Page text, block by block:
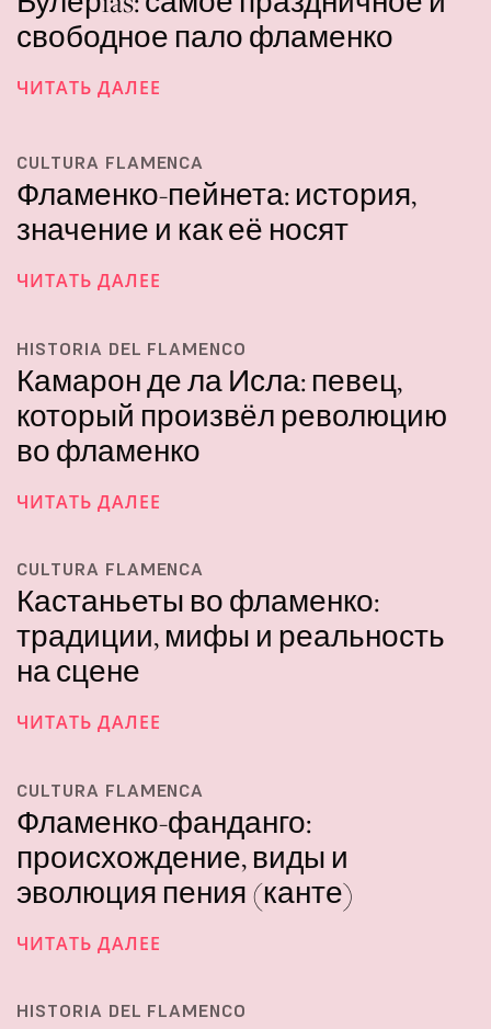
свободное пало фламенко
ЧИТАТЬ ДАЛЕЕ
CULTURA FLAMENCA
Фламенко-пейнета: история,
значение и как её носят
ЧИТАТЬ ДАЛЕЕ
HISTORIA DEL FLAMENCO
Камарон де ла Исла: певец,
который произвёл революцию
во фламенко
ЧИТАТЬ ДАЛЕЕ
CULTURA FLAMENCA
Кастаньеты во фламенко:
традиции, мифы и реальность
на сцене
ЧИТАТЬ ДАЛЕЕ
CULTURA FLAMENCA
Фламенко-фанданго:
происхождение, виды и
эволюция пения (канте)
ЧИТАТЬ ДАЛЕЕ
HISTORIA DEL FLAMENCO